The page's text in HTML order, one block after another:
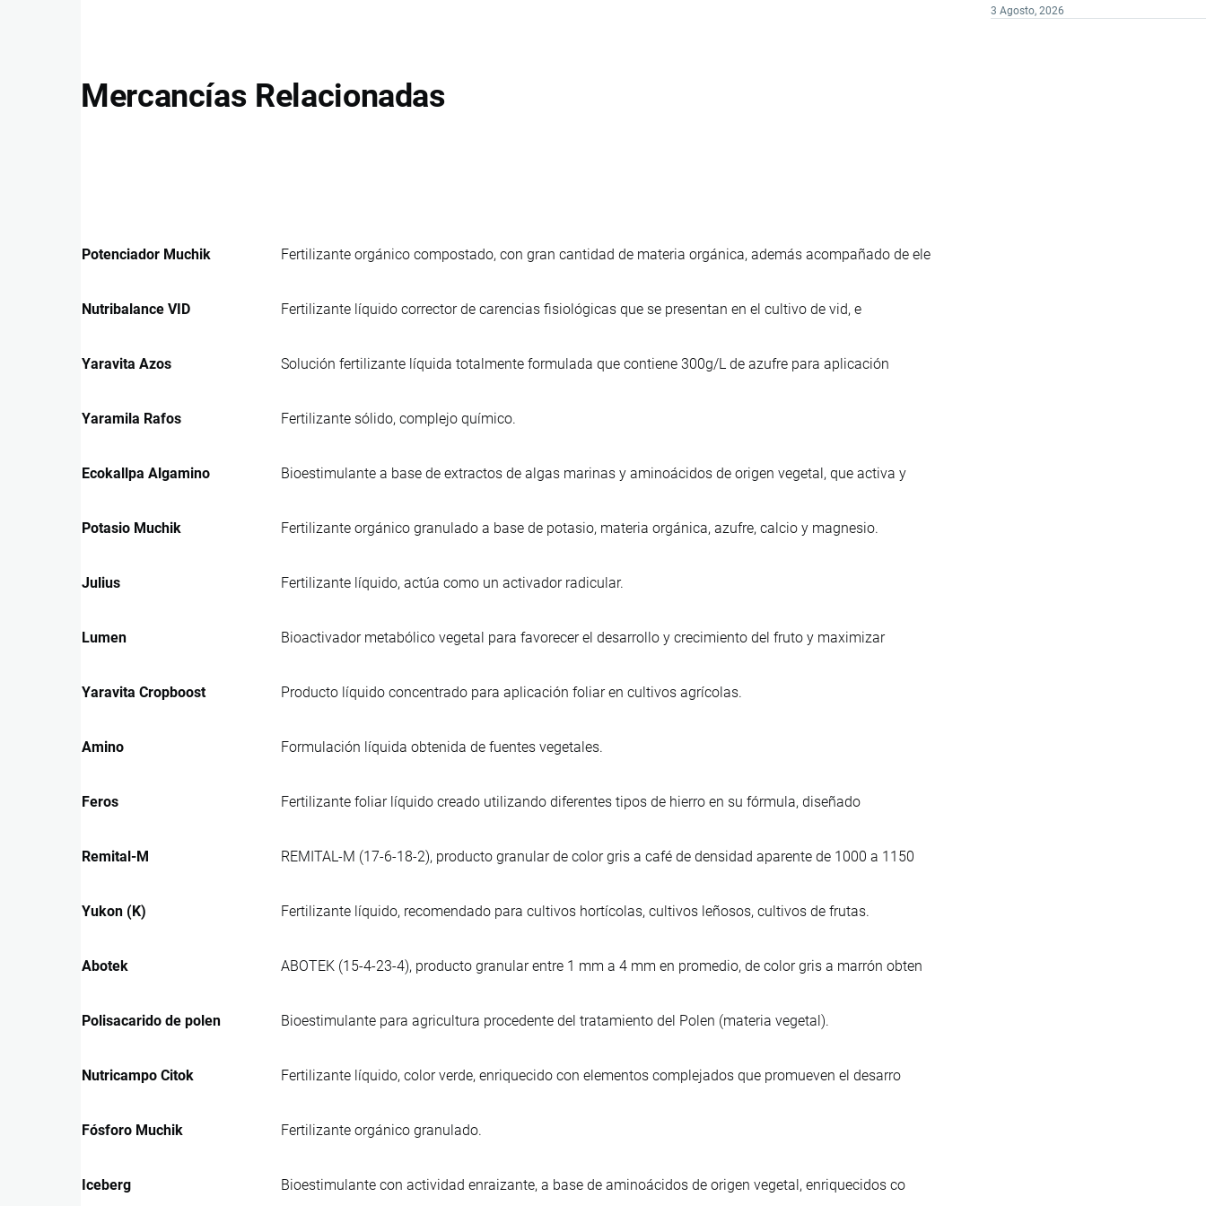
3 Agosto, 2026
Mercancías Relacionadas
Potenciador Muchik Fertilizante orgánico compostado, con gran cantidad de materia orgánica, además acompañado de ele
Nutribalance VID Fertilizante líquido corrector de carencias fisiológicas que se presentan en el cultivo de vid, e
Yaravita Azos Solución fertilizante líquida totalmente formulada que contiene 300g/L de azufre para aplicación
Yaramila Rafos Fertilizante sólido, complejo químico.
Ecokallpa Algamino Bioestimulante a base de extractos de algas marinas y aminoácidos de origen vegetal, que activa y
Potasio Muchik Fertilizante orgánico granulado a base de potasio, materia orgánica, azufre, calcio y magnesio.
Julius Fertilizante líquido, actúa como un activador radicular.
Lumen Bioactivador metabólico vegetal para favorecer el desarrollo y crecimiento del fruto y maximizar
Yaravita Cropboost Producto líquido concentrado para aplicación foliar en cultivos agrícolas.
Amino Formulación líquida obtenida de fuentes vegetales.
Feros Fertilizante foliar líquido creado utilizando diferentes tipos de hierro en su fórmula, diseñado
Remital-M REMITAL-M (17-6-18-2), producto granular de color gris a café de densidad aparente de 1000 a 1150
Yukon (K) Fertilizante líquido, recomendado para cultivos hortícolas, cultivos leñosos, cultivos de frutas.
Abotek ABOTEK (15-4-23-4), producto granular entre 1 mm a 4 mm en promedio, de color gris a marrón obten
Polisacarido de polen Bioestimulante para agricultura procedente del tratamiento del Polen (materia vegetal).
Nutricampo Citok Fertilizante líquido, color verde, enriquecido con elementos complejados que promueven el desarro
Fósforo Muchik Fertilizante orgánico granulado.
Iceberg Bioestimulante con actividad enraizante, a base de aminoácidos de origen vegetal, enriquecidos co